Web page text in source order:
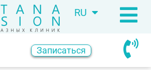
RU
KZ
Записаться